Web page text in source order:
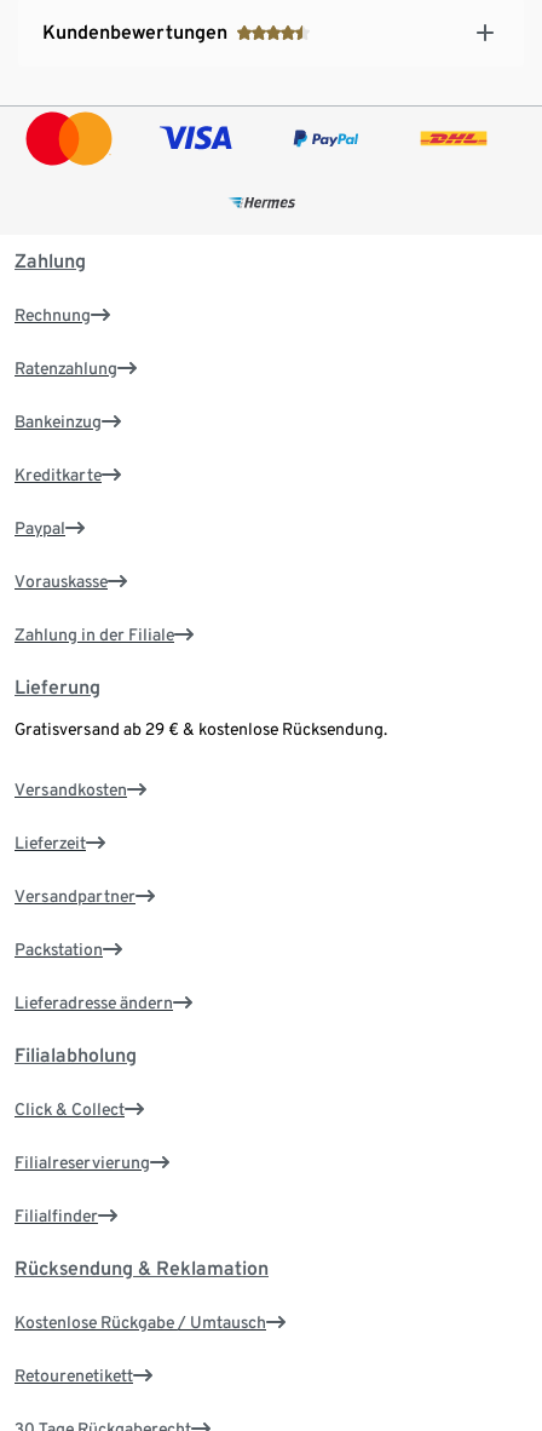
Kundenbewertungen
Zahlung
Rechnung
Ratenzahlung
Bankeinzug
Kreditkarte
Paypal
Vorauskasse
Zahlung in der Filiale
Lieferung
Gratisversand ab 29 € & kostenlose Rücksendung.
Versandkosten
Lieferzeit
Versandpartner
Packstation
Lieferadresse ändern
Filialabholung
Click & Collect
Filialreservierung
Filialfinder
Rücksendung & Reklamation
Kostenlose Rückgabe / Umtausch
Retourenetikett